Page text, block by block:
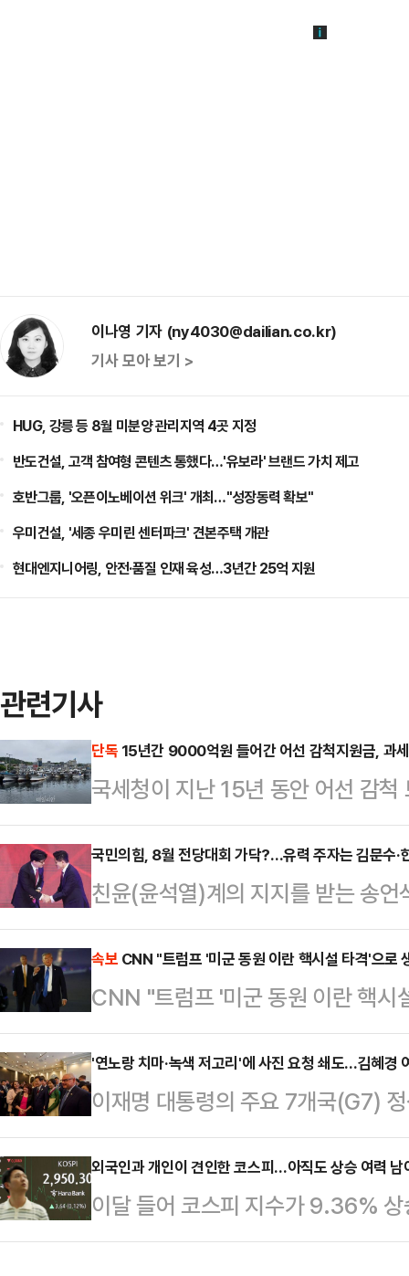
이나영 기자 (ny4030@dailian.co.kr)
기사 모아 보기 >
HUG, 강릉 등 8월 미분양 관리지역 4곳 지정
반도건설, 고객 참여형 콘텐츠 통했다…'유보라' 브랜드 가치 제고
호반그룹, '오픈이노베이션 위크' 개최…"성장동력 확보"
우미건설, '세종 우미린 센터파크' 견본주택 개관
현대엔지니어링, 안전·품질 인재 육성…3년간 25억 지원
관련기사
단독 15년간 9000억원 들어간 어선 감척지원금, 과
국세청이 지난 15년 동안 어선 감
로 드러났다. 2009년 관련법에 따
금까지 9000억원이 넘는 감척 보
않았다.국세청과 해양수산부 등에
2009년까지 ‘수산업발전특별법’
다. 쉽게 말해 2009년 이전까지는
에 대해서는 세금을 부과하지 않았
어들면서 비과…
국민의힘, 8월 전당대회 가닥?…유력 주자는 김문수·
친윤(윤석열)계의 지지를 받는 송
대회가 이르면 8월 열릴 것으로 전
지 귀추가 주목된다. 전당대회 구도
되는 가운데, 김문수 전 고용노동부
실린다. 한동훈 전 대표의 재등판
은 17일 송원석 원내대표와 초선
당대회는 가급적 빠르면 빠를 수록
원은 "지금 특검이 …
속보 CNN "트럼프 '미군 동원 이란 핵시설 타격'으로
CNN "트럼프 '미군 동원 이란 핵시
'연노랑 치마·녹색 저고리'에 사진 요청 쇄도…김혜경
이재명 대통령의 주요 7개국(G7)
부인 외교'로 국제무대에 데뷔했다.
션 행사에서 연노랑 치마에 녹색 저
요청을 많이 받은 것으로 전해졌다.
째 날인 16일(현지시간) 대니얼 스
외국인과 개인이 견인한 코스피…아직도 상승 여력 남
이달 들어 코스피 지수가 9.36%
가 상승을 견인하고 있다. 새 정부